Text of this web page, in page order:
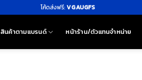
โค้ดส่งฟรี:VGAUGFS
สินค้าตามแบรนด์ หน้าร้าน/ตัวแทนจำหน่าย